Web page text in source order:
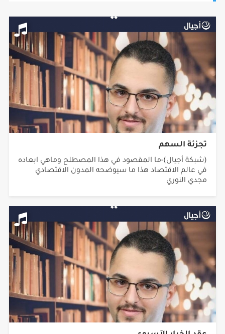
تجزئة السهم
(شبكة أجيال)-ما المقصود في هذا المصطلح وماهي ابعاده
في عالم الاقتصاد هذا ما سيوضحه المدون الاقتصادي
مجدي النوري